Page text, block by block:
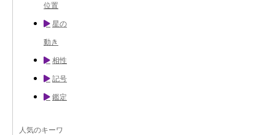
位置
星の
動き
相性
記号
鑑定
人気のキーワ